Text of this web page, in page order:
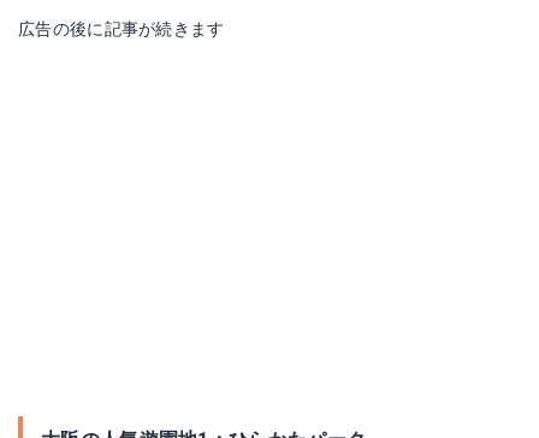
広告の後に記事が続きます